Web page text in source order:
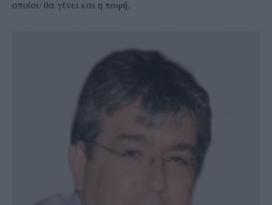
οποίου θα γίνει και η ταφή.